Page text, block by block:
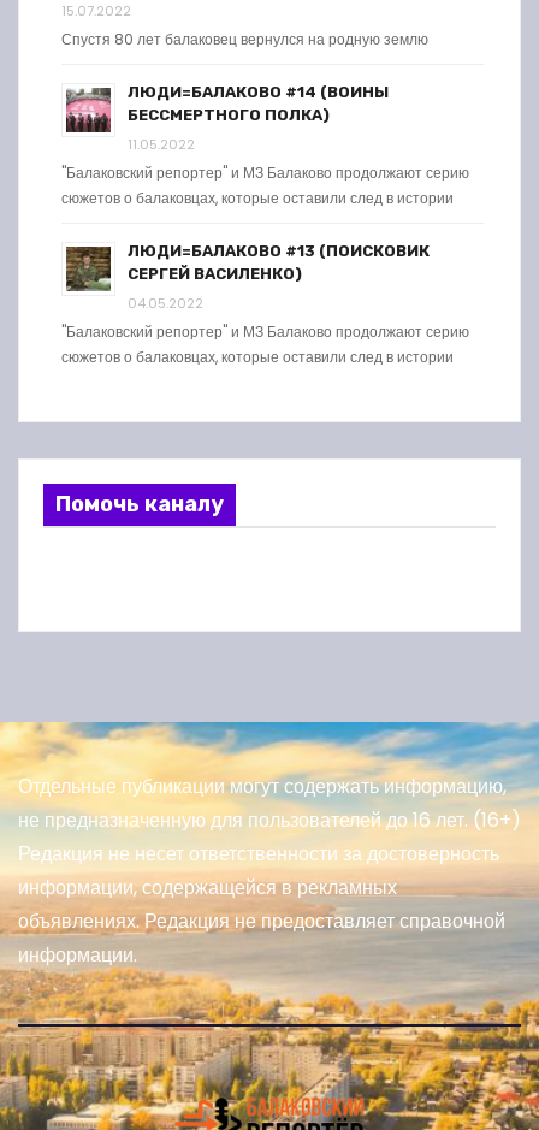
15.07.2022
Спустя 80 лет балаковец вернулся на родную землю
ЛЮДИ=БАЛАКОВО #14 (ВОИНЫ
БЕССМЕРТНОГО ПОЛКА)
11.05.2022
"Балаковский репортер" и МЗ Балаково продолжают серию
сюжетов о балаковцах, которые оставили след в истории
ЛЮДИ=БАЛАКОВО #13 (ПОИСКОВИК
СЕРГЕЙ ВАСИЛЕНКО)
04.05.2022
"Балаковский репортер" и МЗ Балаково продолжают серию
сюжетов о балаковцах, которые оставили след в истории
Помочь каналу
Отдельные публикации могут содержать информацию,
не предназначенную для пользователей до 16 лет. (16+)
Редакция не несет ответственности за достоверность
информации, содержащейся в рекламных
объявлениях. Редакция не предоставляет справочной
информации.